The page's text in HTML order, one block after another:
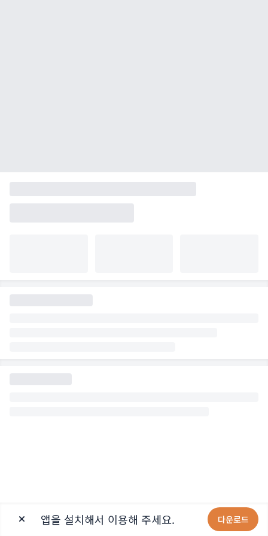
앱을 설치해서 이용해 주세요. 다운로드